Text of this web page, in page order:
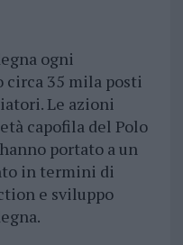
ogni
circa 35 mila posti
Le azioni
capofila del Polo
portato a un
in termini di
e sviluppo